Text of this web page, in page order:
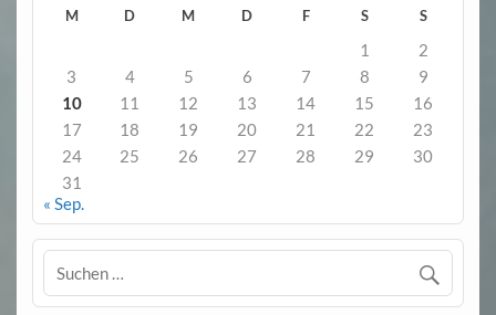
M D M D F S S
1
2
3
4 5 6 7 8
9
10
11 12 13 14 15
16
17
18 19 20 21 22
23
24
25 26 27 28 29
30
31
« Sep.